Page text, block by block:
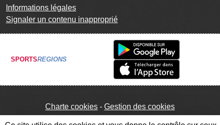
Informations légales
Signaler un contenu inapproprié
SPORTSREGIONS
Charte cookies Gestion des cookies